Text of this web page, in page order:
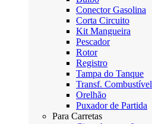
Conector Gasolina
Corta Circuito
Kit Mangueira
Pescador
Rotor
Registro
Tampa do Tanque
Transf. Combustível
Orelhão
Puxador de Partida
Para Carretas